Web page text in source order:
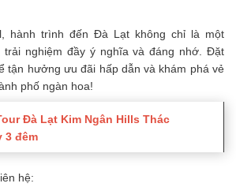
hành trình đến Đà Lạt không chỉ là một
trải nghiệm đầy ý nghĩa và đáng nhớ. Đặt
tận hưởng ưu đãi hấp dẫn và khám phá vẻ
phố ngàn hoa!
Đà Lạt Kim Ngân Hills Thác
3 đêm
hệ: